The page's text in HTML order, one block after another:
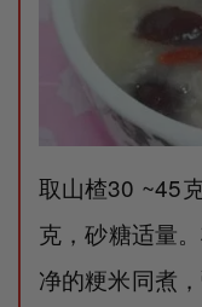
取山楂30 ~45
克，砂糖适量
净的粳米同煮